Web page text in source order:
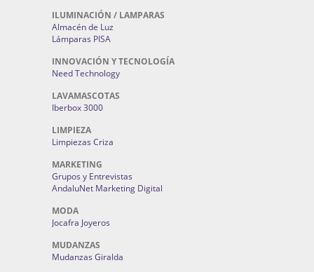
ILUMINACIÓN / LAMPARAS
Almacén de Luz
Lámparas PISA
INNOVACIÓN Y TECNOLOGÍA
Need Technology
LAVAMASCOTAS
Iberbox 3000
LIMPIEZA
Limpiezas Criza
MARKETING
Grupos y Entrevistas
AndaluNet Marketing Digital
MODA
Jocafra Joyeros
MUDANZAS
Mudanzas Giralda